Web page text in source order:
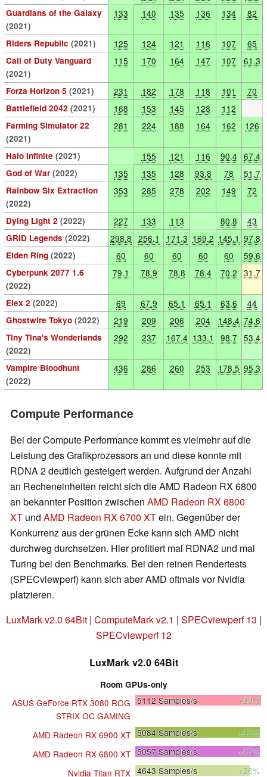
Guardians of the Galaxy
(2021)
133 140 135 136 134 82
Riders Republic (2021) 125 124 121 116 107 65
Call of Duty Vanguard
(2021)
115 170 164 147 107 61.3
Forza Horizon 5 (2021) 231 182 178 118 101 70
Battlefield 2042 (2021) 168 153 145 128 112
Farming Simulator 22
(2021)
281 224 188 164 162 126
Halo Infinite (2021) 155 121 116 90.4 67.4
God of War (2022) 135 135 128 93.8 78 51.7
Rainbow Six Extraction
(2022)
353 285 278 202 149 72
Dying Light 2 (2022) 227 133 113 80.8 43
GRID Legends (2022) 298.8 256.1 171.3 169.2 145.1 97.8
Elden Ring (2022) 60 60 60 60 60 59.6
Cyberpunk 2077 1.6
(2022)
79.1 78.9 78.8 78.4 70.2 31.7
Elex 2 (2022) 69 67.9 65.1 65.1 63.6 44
Ghostwire Tokyo (2022) 219 209 206 204 148.4 74.6
Tiny Tina's Wonderlands
(2022)
292 237 167.4 133.1 98.7 53.4
Vampire Bloodhunt
(2022)
436 286 260 253 178.5 95.3
Compute Performance
Bei der Compute Performance kommt es vielmehr auf die
Leistung des Grafikprozessors an und diese konnte mit
RDNA 2 deutlich gesteigert werden. Aufgrund der Anzahl
an Recheneinheiten reicht sich die AMD Radeon RX 6800
an bekannter Position zwischen AMD Radeon RX 6800
XT und AMD Radeon RX 6700 XTein. Gegenüber der
Konkurrenz aus der grünen Ecke kann sich AMD nicht
durchweg durchsetzen. Hier profitiert mal RDNA2 und mal
Turing bei den Benchmarks. Bei den reinen Rendertests
(SPECviewperf) kann sich aber AMD oftmals vor Nvidia
platzieren.
LuxMark v2.0 64Bit| ComputeMark v2.1 | SPECviewperf 13 |
SPECviewperf 12
LuxMark v2.0 64Bit
Room GPUs-only
ASUS GeForce RTX 3080 ROG
STRIX OC GAMING
5112 Samples/s +39%
AMD Radeon RX 6900 XT 5084 Samples/s
+38%
AMD Radeon RX 6800 XT 5057 Samples/s
+37%
Nvidia Titan RTX 4643 Samples/s +26%